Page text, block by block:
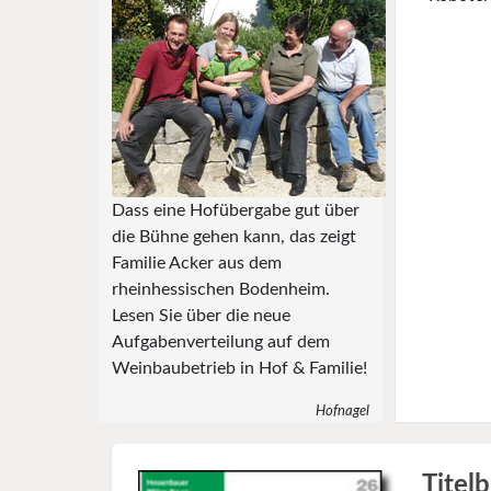
Dass eine Hofübergabe gut über
die Bühne gehen kann, das zeigt
Familie Acker aus dem
rheinhessischen Bodenheim.
Lesen Sie über die neue
Aufgabenverteilung auf dem
Weinbaubetrieb in Hof & Familie!
Hofnagel